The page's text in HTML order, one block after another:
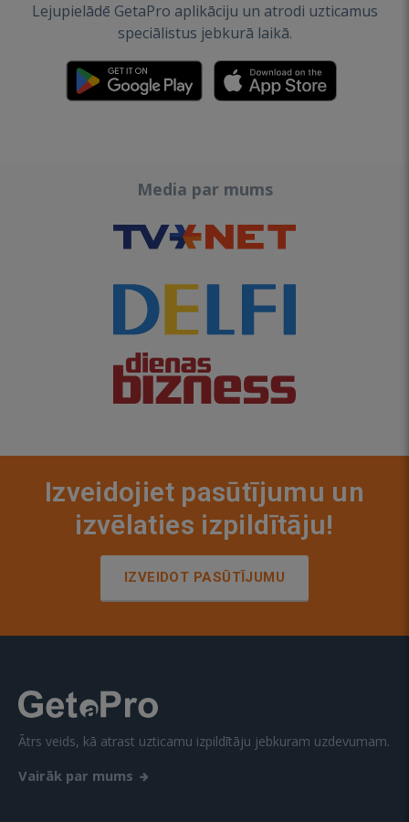
Lejupielādē GetaPro aplikāciju un atrodi uzticamus
speciālistus jebkurā laikā.
Media par mums
Izveidojiet pasūtījumu un
izvēlaties izpildītāju!
IZVEIDOT PASŪTĪJUMU
Ātrs veids, kā atrast uzticamu izpildītāju jebkuram uzdevumam.
Vairāk par mums